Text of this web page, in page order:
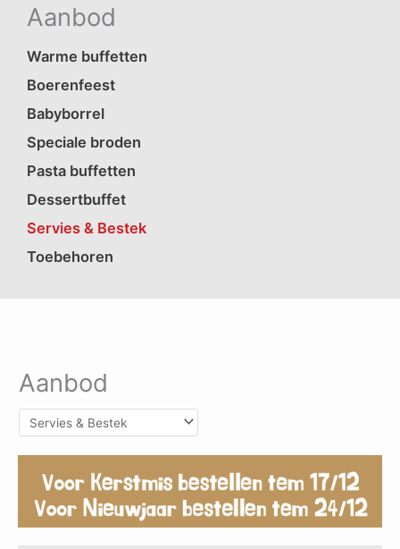
Aanbod
Warme buffetten
Boerenfeest
Babyborrel
Speciale broden
Pasta buffetten
Dessertbuffet
Servies & Bestek
Toebehoren
Aanbod